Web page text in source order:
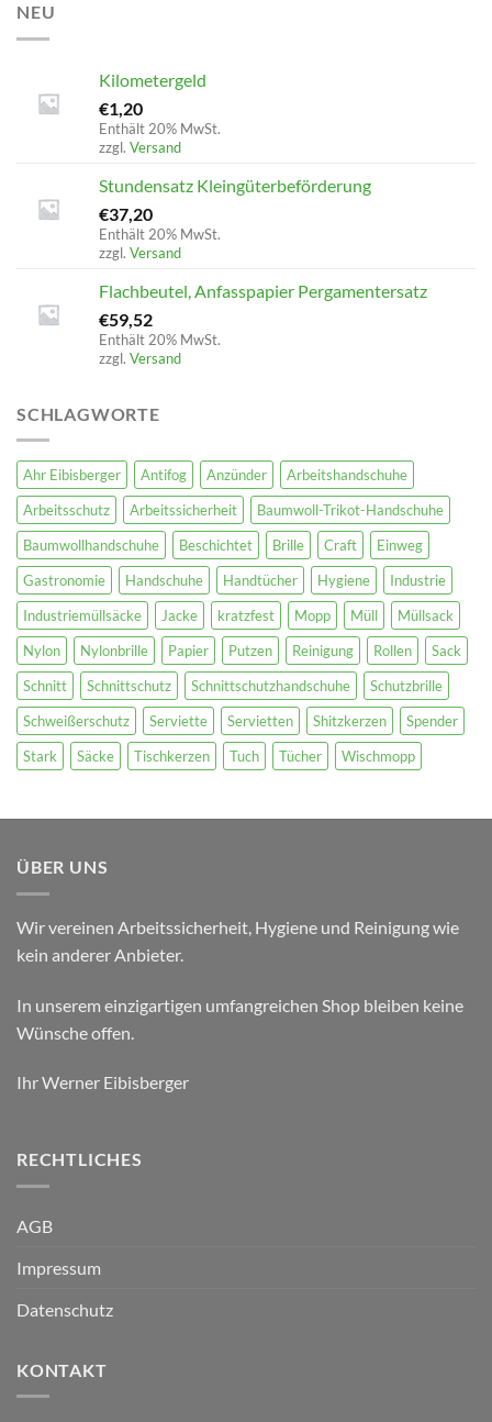
NEU
Kilometergeld
€1,20
Enthält 20% MwSt.
zzgl. Versand
Stundensatz Kleingüterbeförderung
€37,20
Enthält 20% MwSt.
zzgl. Versand
Flachbeutel, Anfasspapier Pergamentersatz
€59,52
Enthält 20% MwSt.
zzgl. Versand
SCHLAGWORTE
Ahr Eibisberger Antifog Anzünder
Arbeitshandschuhe
Arbeitsschutz
Arbeitssicherheit
Baumwoll-Trikot-Handschuhe
Baumwollhandschuhe
Beschichtet Brille Craft
Einweg
Gastronomie
Handschuhe Handtücher Hygiene
Industrie
Industriemüllsäcke
Jacke kratzfest Mopp Müll
Müllsack
Nylon
Nylonbrille Papier Putzen Reinigung Rollen
Sack
Schnitt
Schnittschutz Schnittschutzhandschuhe
Schutzbrille
Schweißerschutz
Serviette Servietten Shitzkerzen
Spender
Stark
Säcke Tischkerzen Tuch Tücher Wischmopp
ÜBER UNS
Wir vereinen Arbeitssicherheit, Hygiene und Reinigung wie
kein anderer Anbieter.
In unserem einzigartigen umfangreichen Shop bleiben keine
Wünsche offen.
Ihr Werner Eibisberger
RECHTLICHES
AGB
Impressum
Datenschutz
KONTAKT